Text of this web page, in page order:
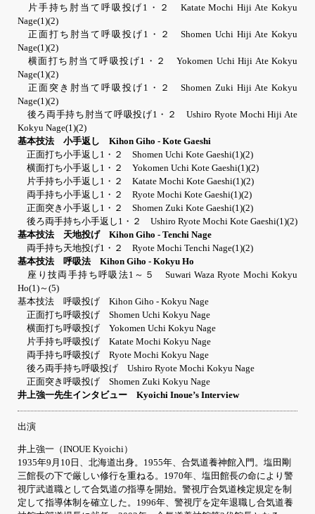
片手持ち肘当て呼吸投げ1・２ Katate Mochi Hiji Ate Kokyu
Nage(1)(2)
正面打ち肘当て呼吸投げ1・２ Shomen Uchi Hiji Ate Kokyu
Nage(1)(2)
横面打ち肘当て呼吸投げ1・２ Yokomen Uchi Hiji Ate Kokyu
Nage(1)(2)
正面突き肘当て呼吸投げ1・２ Shomen Zuki Hiji Ate Kokyu
Nage(1)(2)
後ろ両手持ち肘当て呼吸投げ1・２ Ushiro Ryote Mochi Hiji Ate
Kokyu Nage(1)(2)
基本技法 小手返し Kihon Giho - Kote Gaeshi
正面打ち小手返し1・２ Shomen Uchi Kote Gaeshi(1)(2)
横面打ち小手返し1・２ Yokomen Uchi Kote Gaeshi(1)(2)
片手持ち小手返し1・２ Katate Mochi Kote Gaeshi(1)(2)
両手持ち小手返し1・２ Ryote Mochi Kote Gaeshi(1)(2)
正面突き小手返し1・２ Shomen Zuki Kote Gaeshi(1)(2)
後ろ両手持ち小手返し1・２ Ushiro Ryote Mochi Kote Gaeshi(1)(2)
基本技法 天地投げ Kihon Giho - Tenchi Nage
両手持ち天地投げ1・２ Ryote Mochi Tenchi Nage(1)(2)
基本技法 呼吸法 Kihon Giho - Kokyu Ho
座り技両手持ち呼吸法1～５ Suwari Waza Ryote Mochi Kokyu
Ho(1)～(5)
基本技法 呼吸投げ Kihon Giho - Kokyu Nage
正面打ち呼吸投げ Shomen Uchi Kokyu Nage
横面打ち呼吸投げ Yokomen Uchi Kokyu Nage
片手持ち呼吸投げ Katate Mochi Kokyu Nage
両手持ち呼吸投げ Ryote Mochi Kokyu Nage
後ろ両手持ち呼吸投げ Ushiro Ryote Mochi Kokyu Nage
正面突き呼吸投げ Shomen Zuki Kokyu Nage
井上強一先生インタビュー Kyoichi Inoue’s Interview
出演
井上強一（INOUE Kyoichi）
1935年9月10日、北海道出身。1955年、合気道養神館入門。塩田剛
三館長の下で厳しい修行を重ねる。1970年、塩田館長の命により警
視庁武道職として合気道の指導を開始。警視庁合気道検定規定を制
定して指導体制を確立した。1996年、警視庁を定年退職し合気道養